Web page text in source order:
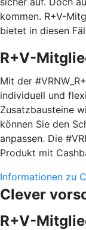
kommen. R+V-
bietet in diesen
R+V-
Mit der
individuell und
Zusatzbausteine
können Sie den
anpassen. Die
Produkt mit
Informationen zu
Clever
R+V-